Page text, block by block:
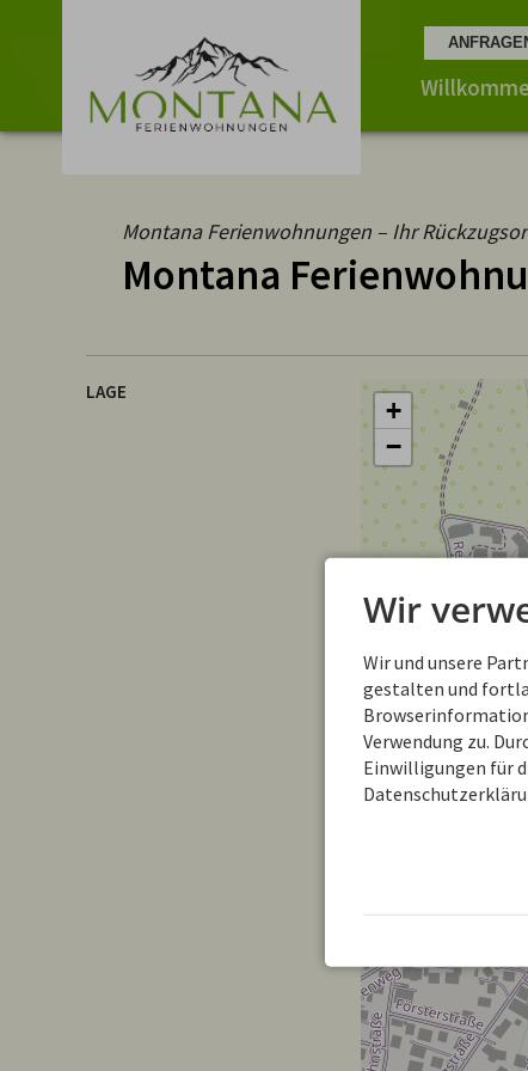
Montana Ferienwohnungen – Ihr
Montana
LAGE
+
−
Wir
Wir und unsere
gestalten und
Verwendung zu.
Einwilligungen für